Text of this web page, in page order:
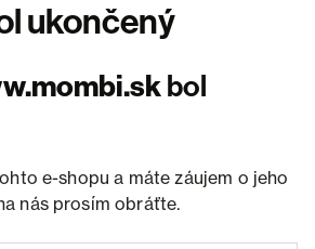
ukončený
bol
e-shopu a máte záujem o jeho
nás prosím obráťte.